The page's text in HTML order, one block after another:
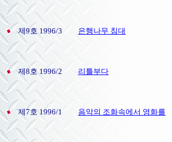
제9호 1996/3 은행나무 침대
제8호 1996/2 리틀부다
제7호 1996/1 음악의 조화속에서 영화를